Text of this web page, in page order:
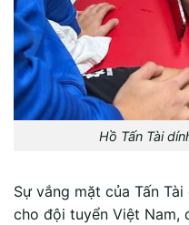
Hồ Tấn Tài
Sự vắng mặt của Tấn
cho đội tuyển Việt Nam,